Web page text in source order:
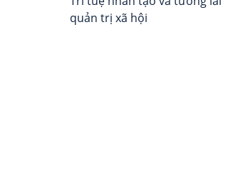
quản trị xã hội